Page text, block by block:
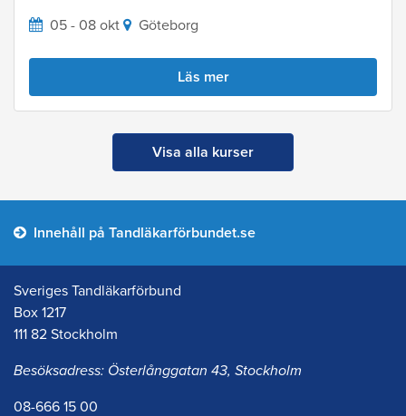
05 - 08 okt Göteborg
Läs mer
Visa alla kurser
Innehåll på Tandläkarförbundet.se
Sveriges Tandläkarförbund
Box 1217
111 82 Stockholm
Besöksadress: Österlånggatan 43, Stockholm
08-666 15 00